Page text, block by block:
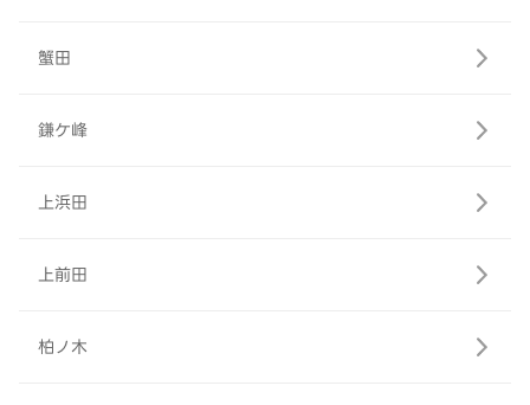
蟹田
鎌ケ峰
上浜田
上前田
柏ノ木